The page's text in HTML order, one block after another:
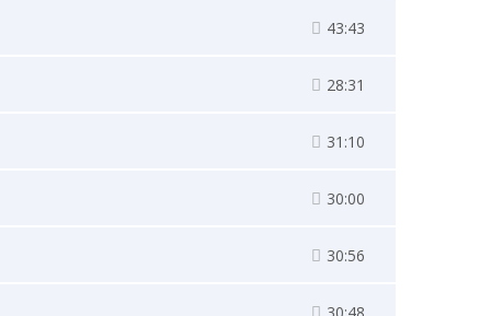
43:43
28:31
31:10
30:00
30:56